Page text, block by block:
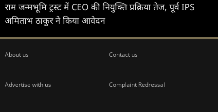
राम जन्मभूमि ट्रस्ट में CEO की नियुक्ति प्रक्रिया तेज, पूर्व IPS
अमिताभ ठाकुर ने किया आवेदन
About us Contact us
Advertise with us Complaint Redressal